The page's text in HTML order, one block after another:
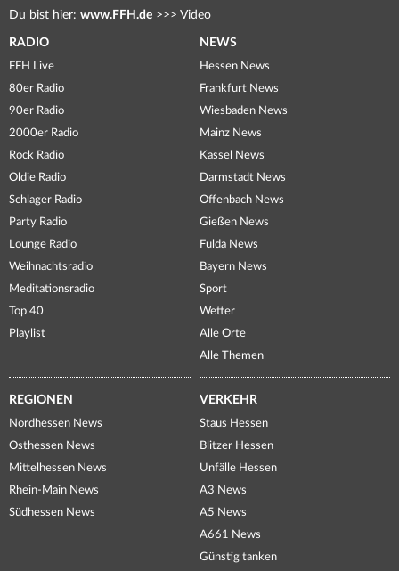
Du bist hier: www.FFH.de >>> Video
RADIO
FFH Live
80er Radio
90er Radio
2000er Radio
Rock Radio
Oldie Radio
Schlager Radio
Party Radio
Lounge Radio
Weihnachtsradio
Meditationsradio
Top 40
Playlist
NEWS
Hessen News
Frankfurt News
Wiesbaden News
Mainz News
Kassel News
Darmstadt News
Offenbach News
Gießen News
Fulda News
Bayern News
Sport
Wetter
Alle Orte
Alle Themen
REGIONEN
Nordhessen News
Osthessen News
Mittelhessen News
Rhein-Main News
Südhessen News
VERKEHR
Staus Hessen
Blitzer Hessen
Unfälle Hessen
A3 News
A5 News
A661 News
Günstig tanken